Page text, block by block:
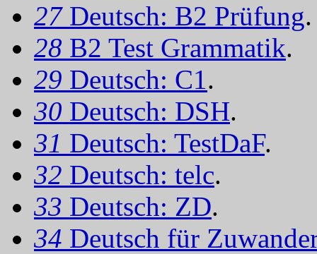
27 Deutsch: B2 Prüfung.
28 B2 Test Grammatik.
29 Deutsch: C1.
30 Deutsch: DSH.
31 Deutsch: TestDaF.
32 Deutsch: telc.
33 Deutsch: ZD.
34 Deutsch für